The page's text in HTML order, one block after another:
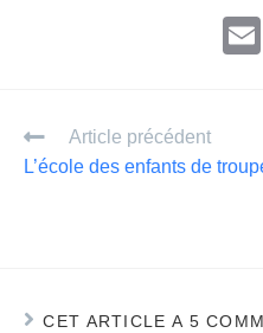
Article précédent
L’école des enfants de
CET ARTICLE A 5